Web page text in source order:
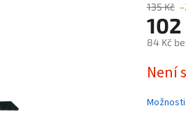
135 Kč
102
84 Kč
cena:
Není